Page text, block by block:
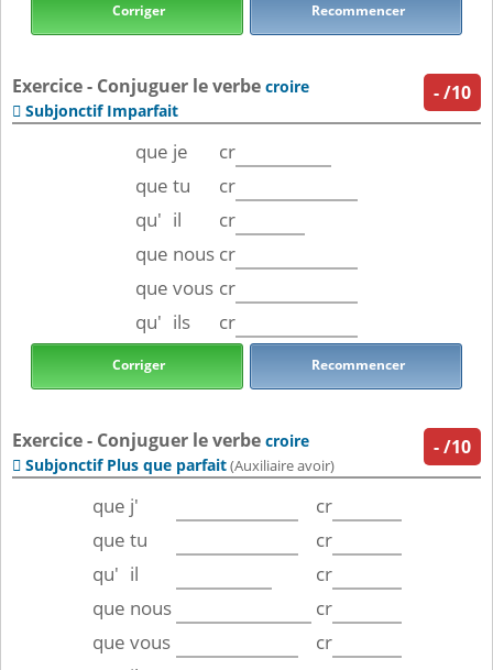
Corriger Recommencer
-/10
Exercice - Conjuguer le verbe croire
 Subjonctif Imparfait
que je
cr
que tu
cr
qu' il
cr
que nous cr
que vous cr
qu' ils cr
Corriger Recommencer
-/10
Exercice - Conjuguer le verbe croire
 Subjonctif Plus que parfait(Auxiliaire avoir)
que j'
cr
que tu
cr
qu' il
cr
que nous
cr
que vous
cr